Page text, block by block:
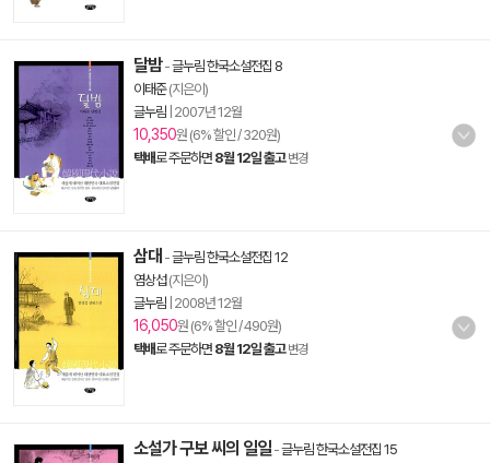
달밤-글누림 한국소설전집 8
이태준(지은이)
글누림 2007년 12월
10,350원 (6% 할인 / 320원)
택배로 주문하면 8월 12일 출고 변경
삼대 -글누림 한국소설전집 12
염상섭(지은이)
글누림 2008년 12월
16,050원 (6% 할인 / 490원)
택배로 주문하면 8월 12일 출고 변경
소설가 구보 씨의 일일 -글누림 한국소설전집 15